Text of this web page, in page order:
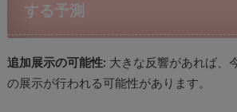
する予測
追加展示の可能性: 大きな反響があれば、
の展示が行われる可能性があります。